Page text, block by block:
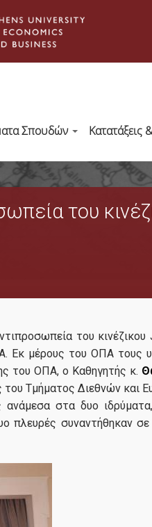
Σπουδών Κατατάξεις
του
του
Εκ μέρους του ΟΠΑ τους
του ΟΠΑ, ο Καθηγητής κ.
του Τμήματος Διεθνών και
στα δυο
πλευρές συναντήθηκαν